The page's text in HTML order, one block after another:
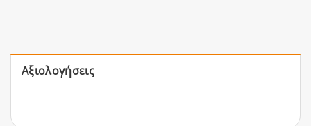
Αξιολογήσεις